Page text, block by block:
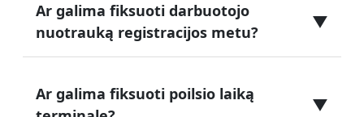
Ar galima fiksuoti darbuotojo
nuotrauką registracijos metu?
▼
Ar galima fiksuoti poilsio laiką
▼